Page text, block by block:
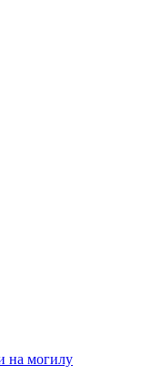
на могилу